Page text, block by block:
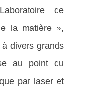
de
la matière »,
divers grands
au point du
par laser et